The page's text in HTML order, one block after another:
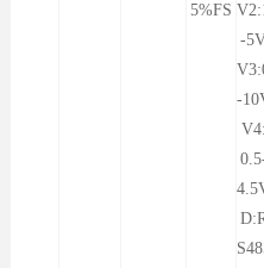
5%FS
-
-
V4: